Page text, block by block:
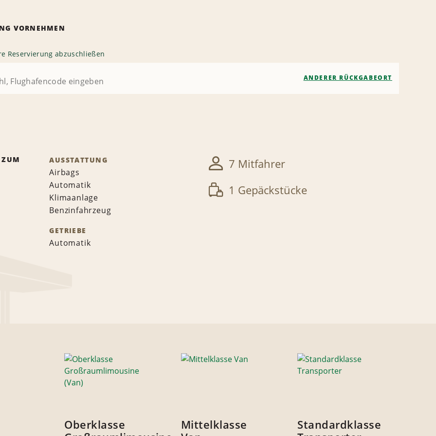
VORNEHMEN
Reservierung abzuschließen
ANDERER RÜCKGABEORT
AUSSTATTUNG
Airbags
Automatik
Klimaanlage
Benzinfahrzeug
GETRIEBE
Automatik
7 Mitfahrer
1 Gepäckstücke
Oberklasse
Mittelklasse
Standardklasse